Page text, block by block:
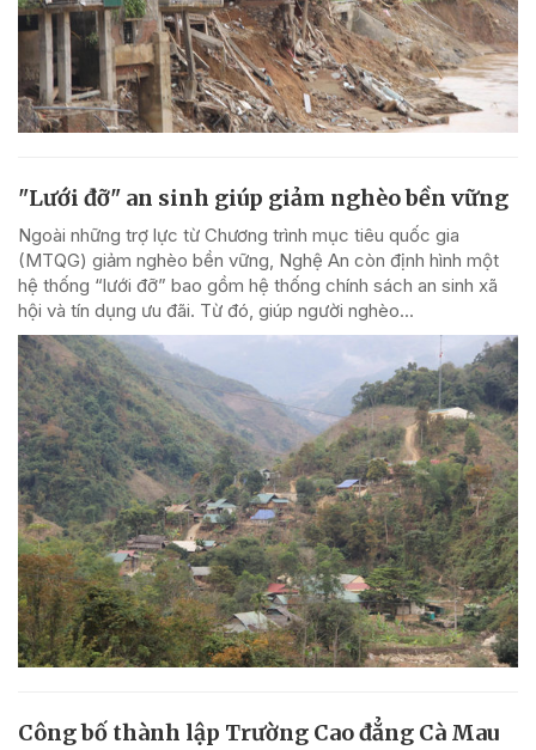
"Lưới đỡ" an sinh giúp giảm nghèo bền vững
Ngoài những trợ lực từ Chương trình mục tiêu quốc gia
(MTQG) giảm nghèo bền vững, Nghệ An còn định hình một
hệ thống “lưới đỡ” bao gồm hệ thống chính sách an sinh xã
hội và tín dụng ưu đãi. Từ đó, giúp người nghèo...
Công bố thành lập Trường Cao đẳng Cà Mau